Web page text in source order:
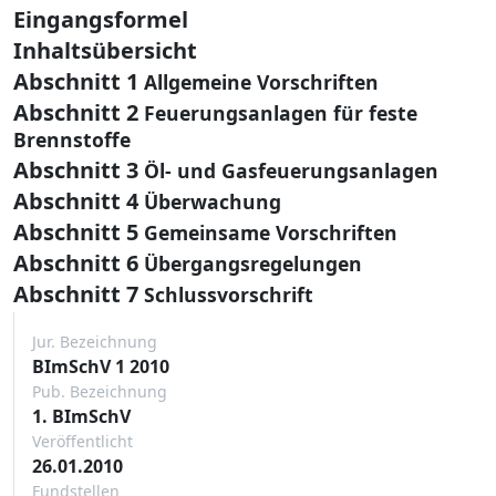
Eingangsformel
Inhaltsübersicht
Abschnitt 1 Allgemeine Vorschriften
Abschnitt 2 Feuerungsanlagen für feste
Brennstoffe
Abschnitt 3 Öl- und Gasfeuerungsanlagen
Abschnitt 4 Überwachung
Abschnitt 5 Gemeinsame Vorschriften
Abschnitt 6 Übergangsregelungen
Abschnitt 7 Schlussvorschrift
Jur. Bezeichnung
BImSchV 1 2010
Pub. Bezeichnung
1. BImSchV
Veröffentlicht
26.01.2010
Fundstellen